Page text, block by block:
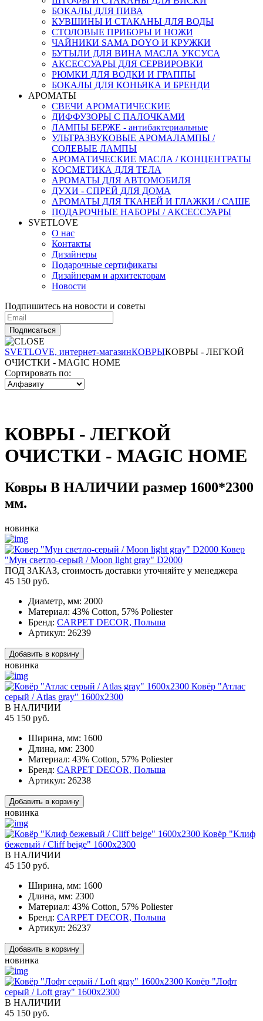
БОКАЛЫ ДЛЯ ПИВА
КУВШИНЫ И СТАКАНЫ ДЛЯ ВОДЫ
СТОЛОВЫЕ ПРИБОРЫ И НОЖИ
ЧАЙНИКИ SAMA DOYO И КРУЖКИ
БУТЫЛИ ДЛЯ ВИНА МАСЛА УКСУСА
АКСЕССУАРЫ ДЛЯ СЕРВИРОВКИ
РЮМКИ ДЛЯ ВОДКИ И ГРАППЫ
БОКАЛЫ ДЛЯ КОНЬЯКА И БРЕНДИ
АРОМАТЫ
СВЕЧИ АРОМАТИЧЕСКИЕ
ДИФФУЗОРЫ С ПАЛОЧКАМИ
ЛАМПЫ БЕРЖЕ - антибактериальные
УЛЬТРАЗВУКОВЫЕ АРОМАЛАМПЫ /
СОЛЕВЫЕ ЛАМПЫ
АРОМАТИЧЕСКИЕ МАСЛА / КОНЦЕНТРАТЫ
КОСМЕТИКА ДЛЯ ТЕЛА
АРОМАТЫ ДЛЯ АВТОМОБИЛЯ
ДУХИ - СПРЕЙ ДЛЯ ДОМА
АРОМАТЫ ДЛЯ ТКАНЕЙ И ГЛАЖКИ / САШЕ
ПОДАРОЧНЫЕ НАБОРЫ / АКСЕССУАРЫ
SVETLOVE
О нас
Контакты
Дизайнеры
Подарочные сертификаты
Дизайнерам и архитекторам
Новости
Подпишитесь на новости и советы
Подписаться
SVETLOVE, интернет-магазинКОВРЫКОВРЫ - ЛЕГКОЙ
ОЧИСТКИ - MAGIC HOME
Сортировать по:
КОВРЫ - ЛЕГКОЙ
ОЧИСТКИ - MAGIC HOME
Ковры В НАЛИЧИИ размер 1600*2300
мм.
новинка
Ковер
"Мун светло-серый / Moon light gray" D2000
ПОД ЗАКАЗ, стоимость доставки уточняйте у менеджера
45 150 руб.
Диаметр, мм: 2000
Материал: 43% Cotton, 57% Poliester
Бренд: CARPET DECOR, Польша
Артикул: 26239
Добавить в корзину
новинка
Ковёр "Атлас
серый / Atlas gray" 1600x2300
В НАЛИЧИИ
45 150 руб.
Ширина, мм: 1600
Длина, мм: 2300
Материал: 43% Cotton, 57% Poliester
Бренд: CARPET DECOR, Польша
Артикул: 26238
Добавить в корзину
новинка
Ковёр "Клиф
бежевый / Cliff beige" 1600x2300
В НАЛИЧИИ
45 150 руб.
Ширина, мм: 1600
Длина, мм: 2300
Материал: 43% Cotton, 57% Poliester
Бренд: CARPET DECOR, Польша
Артикул: 26237
Добавить в корзину
новинка
Ковёр "Лофт
серый / Loft gray" 1600x2300
В НАЛИЧИИ
45 150 руб.